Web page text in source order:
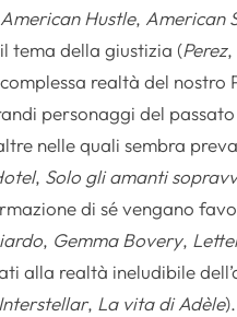
American Hustle, American
tema della giustizia (Perez,
realtà del nostro
personaggi del
nelle quali sembra
, Solo gli amanti
di sé vengano
, Gemma Bovery,
alla realtà ineludibile
Interstellar, La vita di Adèle).